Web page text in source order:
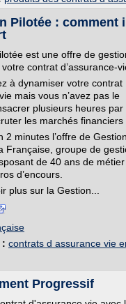
Pilotée : comment
est une offre de
contrat d’assurance-
à dynamiser votre contrat
mais vous n’avez pas le
plusieurs heures par
les marchés financiers
2 minutes l’offre de Gestion
Française, groupe de
de 40 ans de
d’encours.
plus sur la Gestion...
: contrats d assurance vie
Progressif